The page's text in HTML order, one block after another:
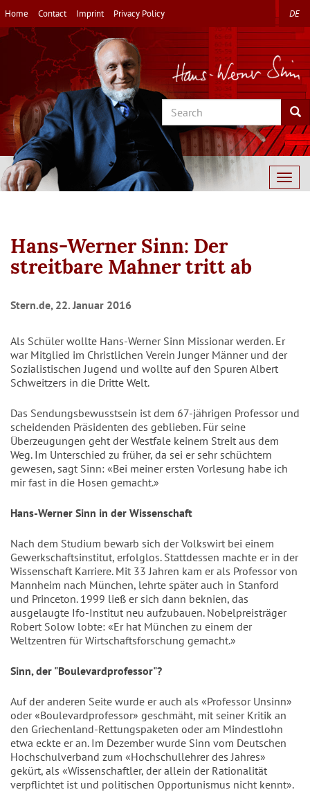
Skip
to
main
Home Contact Imprint Privacy Policy DE
Search
Hans-Werner Sinn: Der
streitbare Mahner tritt ab
Stern.de, 22. Januar 2016
Als Schüler wollte Hans-Werner Sinn Missionar werden. Er
war Mitglied im Christlichen Verein Junger Männer und der
Sozialistischen Jugend und wollte auf den Spuren Albert
Schweitzers in die Dritte Welt.
Das Sendungsbewusstsein ist dem 67-jährigen Professor und
scheidenden Präsidenten des geblieben. Für seine
Überzeugungen geht der Westfale keinem Streit aus dem
Weg. Im Unterschied zu früher, da sei er sehr schüchtern
gewesen, sagt Sinn: «Bei meiner ersten Vorlesung habe ich
mir fast in die Hosen gemacht.»
Hans-Werner Sinn in der Wissenschaft
Nach dem Studium bewarb sich der Volkswirt bei einem
Gewerkschaftsinstitut, erfolglos. Stattdessen machte er in der
Wissenschaft Karriere. Mit 33 Jahren kam er als Professor von
Mannheim nach München, lehrte später auch in Stanford
und Princeton. 1999 ließ er sich dann beknien, das
ausgelaugte Ifo-Institut neu aufzubauen. Nobelpreisträger
Robert Solow lobte: «Er hat München zu einem der
Weltzentren für Wirtschaftsforschung gemacht.»
Sinn, der "Boulevardprofessor"?
Auf der anderen Seite wurde er auch als «Professor Unsinn»
oder «Boulevardprofessor» geschmäht, mit seiner Kritik an
den Griechenland-Rettungspaketen oder am Mindestlohn
etwa eckte er an. Im Dezember wurde Sinn vom Deutschen
Hochschulverband zum «Hochschullehrer des Jahres»
gekürt, als «Wissenschaftler, der allein der Rationalität
verpflichtet ist und politischen Opportunismus nicht kennt».